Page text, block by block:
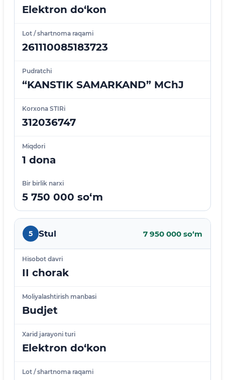
Elektron do‘kon
Lot / shartnoma raqami
261110085183723
Pudratchi
“KANSTIK SAMARKAND” MChJ
Korxona STIRi
312036747
Miqdori
1 dona
Bir birlik narxi
5 750 000 so‘m
5 Stul 7 950 000 so‘m
Hisobot davri
II chorak
Moliyalashtirish manbasi
Budjet
Xarid jarayoni turi
Elektron do‘kon
Lot / shartnoma raqami